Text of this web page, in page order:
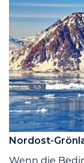
Nordost-
Wenn die